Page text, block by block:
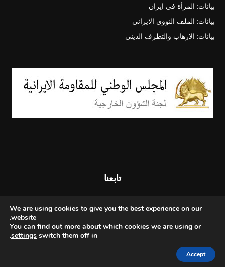
بيانات: المرأة في ايران
بيانات: الملف النووي الايراني
بيانات: الارهاب والتطرف الديني
تابعنا
© جميع الحقوق محفوظة - المجلس الوطني للمقاومة الإيرانية - 2026
We are using cookies to give you the best experience on our
website.
You can find out more about which cookies we are using or
switch them off in
settings
.
Accept